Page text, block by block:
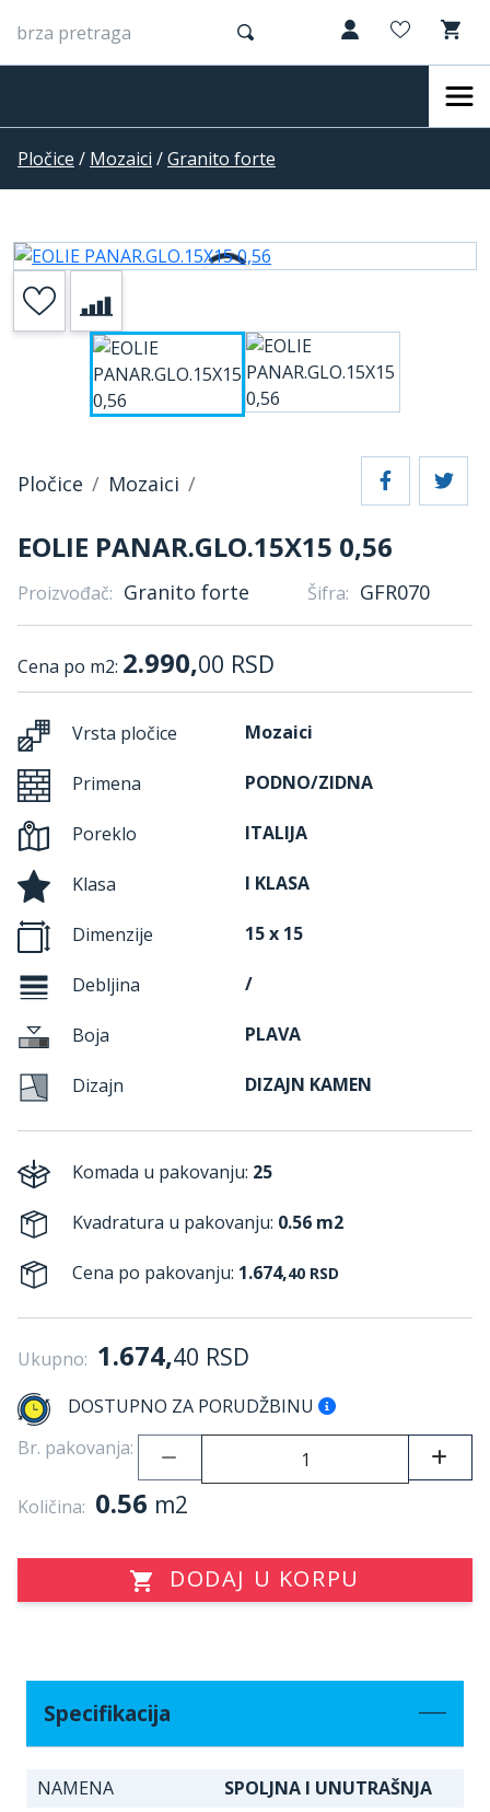
Pločice / Mozaici /Granito forte
Pločice Mozaici
EOLIE PANAR.GLO.15X15 0,56
Proizvođač: Granito forte Šifra: GFR070
Cena po m2: 2.990,00 RSD
Vrsta pločice Mozaici
Primena PODNO/ZIDNA
Poreklo ITALIJA
Klasa I KLASA
Dimenzije 15 x 15
Debljina /
Boja PLAVA
Dizajn DIZAJN KAMEN
Komada u pakovanju: 25
Kvadratura u pakovanju: 0.56 m2
Cena po pakovanju: 1.674,40 RSD
Ukupno: 1.674,40 RSD
DOSTUPNO ZA PORUDŽBINU
Br. pakovanja:
Količina: 0.56 m2
DODAJ U KORPU
Specifikacija
NAMENA
SPOLJNA I UNUTRAŠNJA